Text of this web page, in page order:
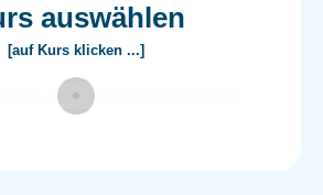
auswählen
[auf Kurs klicken ...]